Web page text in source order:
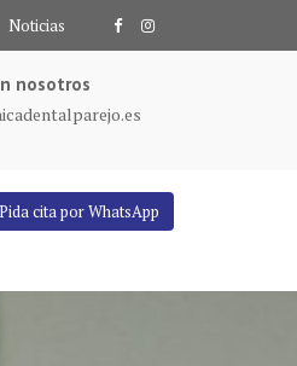
Noticias
nosotros
Pida cita por WhatsApp